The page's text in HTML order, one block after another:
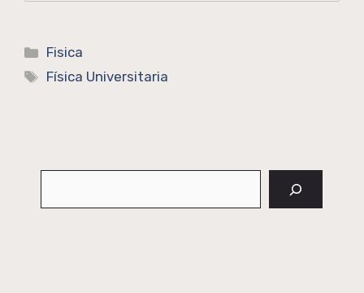
Categorías
Fisica
Etiquetas
Física Universitaria